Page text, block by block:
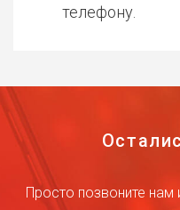
телефону.
Просто позвоните нам